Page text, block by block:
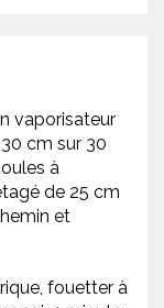
vaporisateur
cm sur 30
à
de 25 cm
et
fouetter à